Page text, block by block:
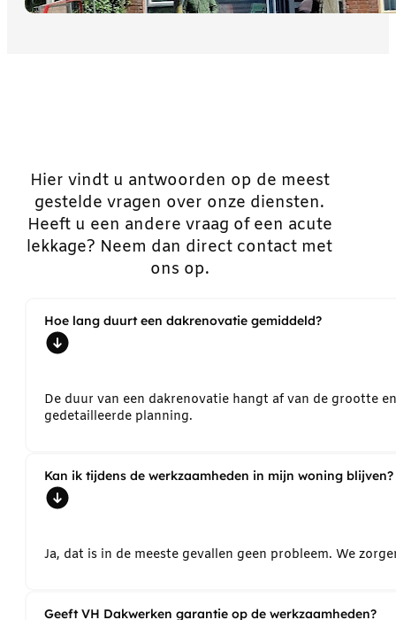
Hier vindt u antwoorden op de meest
gestelde vragen over onze diensten.
Heeft u een andere vraag of een acute
lekkage? Neem dan direct contact met
ons op.
Hoe lang duurt een dakrenovatie gemiddeld?
De duur van een dakrenovatie hangt af van de grootte
gedetailleerde planning.
Kan ik tijdens de werkzaamheden in mijn woning blijven?
Ja, dat is in de meeste gevallen geen probleem. We
Geeft VH Dakwerken garantie op de werkzaamheden?